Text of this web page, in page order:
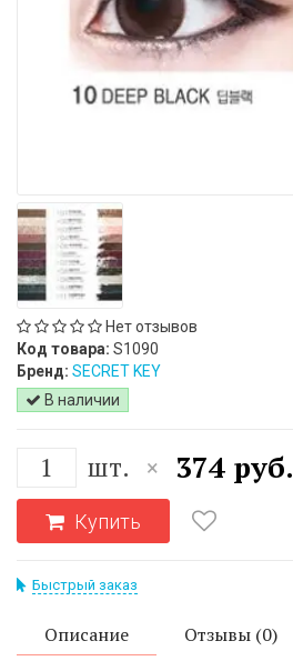
Нет отзывов
Код товара: S1090
Бренд: SECRET KEY
В наличии
шт. × 374 руб.
Купить
Быстрый заказ
Описание
Отзывы (0)